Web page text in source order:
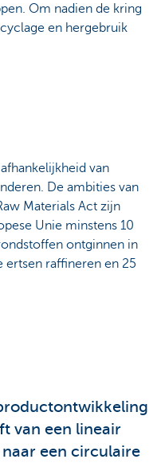
Om nadien de kring
en hergebruik
van
De ambities van
Materials Act zijn
Unie minstens 10
ontginnen in
raffineren en 25
van een lineair
een circulaire